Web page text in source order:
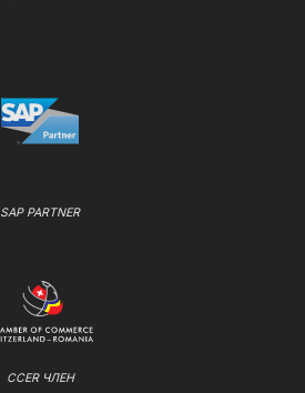
SAP PARTNER
CCER ЧЛЕН